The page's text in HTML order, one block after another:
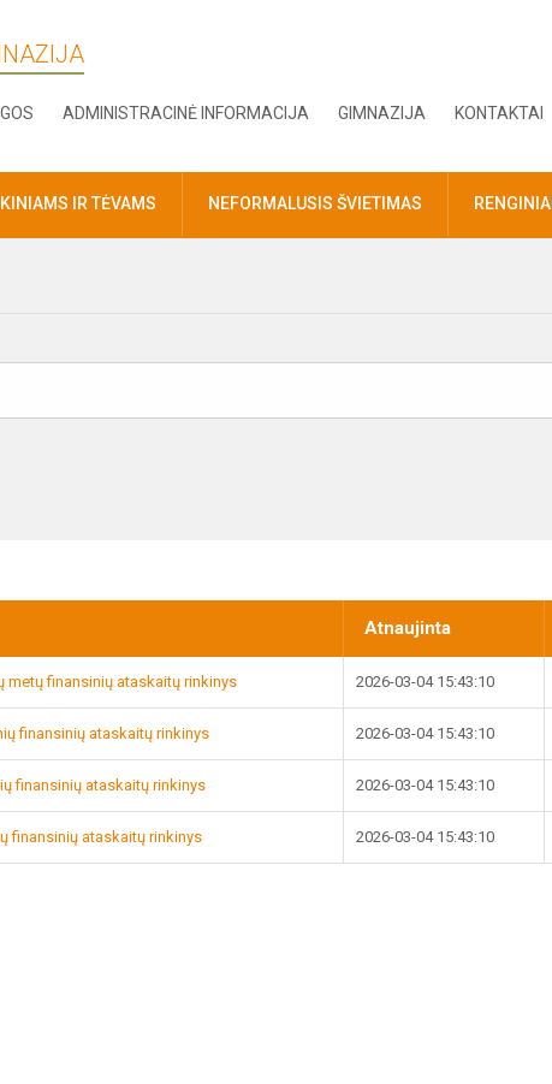
ADMINISTRACINĖ INFORMACIJA GIMNAZIJA KONTAKTAI
IR TĖVAMS NEFORMALUSIS ŠVIETIMAS RENGINIAI
Atnaujinta
metų finansinių ataskaitų rinkinys 2026-03-04 15:43:10
finansinių ataskaitų rinkinys 2026-03-04 15:43:10
finansinių ataskaitų rinkinys 2026-03-04 15:43:10
finansinių ataskaitų rinkinys 2026-03-04 15:43:10